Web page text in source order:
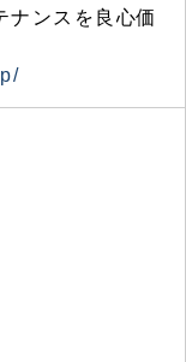
ナンスを良心価